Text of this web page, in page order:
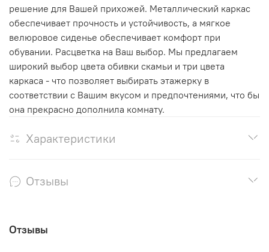
решение для Вашей прихожей. Металлический каркас
обеспечивает прочность и устойчивость, а мягкое
велюровое сиденье обеспечивает комфорт при
обувании. Расцветка на Ваш выбор. Мы предлагаем
широкий выбор цвета обивки скамьи и три цвета
каркаса - что позволяет выбирать этажерку в
соответствии с Вашим вкусом и предпочтениями, что бы
она прекрасно дополнила комнату.
Характеристики
Отзывы
Отзывы